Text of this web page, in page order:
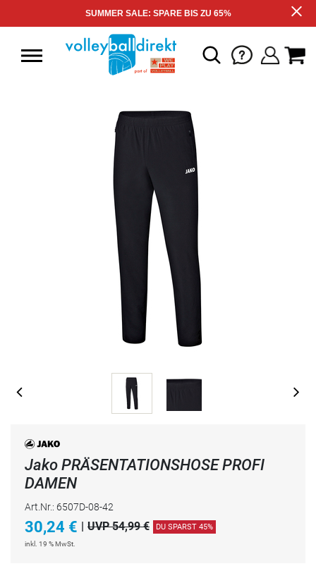
SUMMER SALE: SPARE BIS ZU 65%
Jako PRÄSENTATIONSHOSE PROFI
DAMEN
Art.Nr.: 6507D-08-42
30,24 € UVP 54,99 € DU SPARST 45%
inkl. 19 % MwSt.